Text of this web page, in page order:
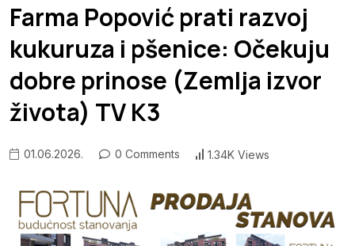
Farma Popović prati razvoj
kukuruza i pšenice: Očekuju
dobre prinose (Zemlja izvor
života) TV K3
01.06.2026. 0 Comments 1.34K Views